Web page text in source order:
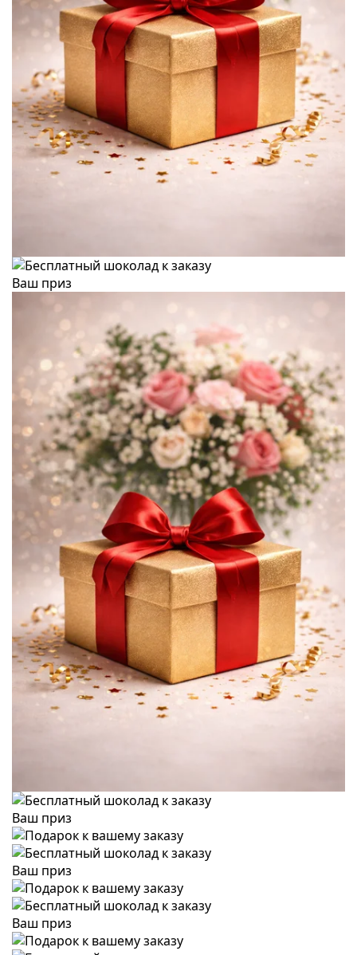
Ваш приз
Ваш приз
Ваш приз
Ваш приз